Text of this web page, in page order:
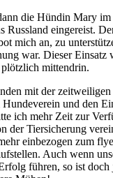
die Hündin Mary
Russland eingereist.
mich an, zu
war. Dieser Einsatz
mittendrin.
mit der
und den
ich mehr Zeit zur
der Tiersicherung
einbezogen zum
Auch wenn
führen, so ist doch